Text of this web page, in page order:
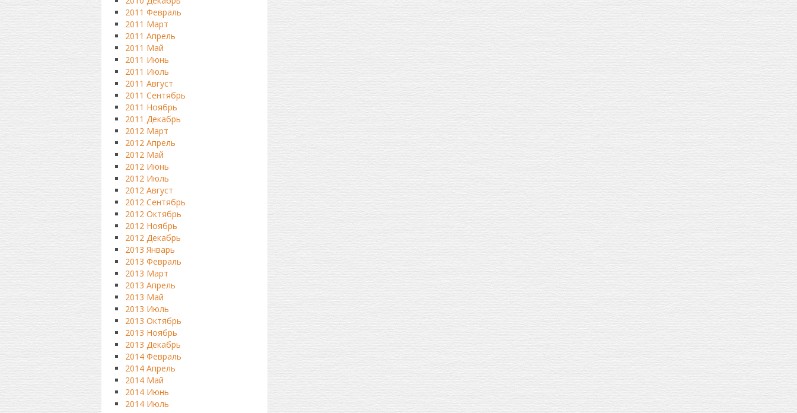
2011 Февраль
2011 Март
2011 Апрель
2011 Май
2011 Июнь
2011 Июль
2011 Август
2011 Сентябрь
2011 Ноябрь
2011 Декабрь
2012 Март
2012 Апрель
2012 Май
2012 Июнь
2012 Июль
2012 Август
2012 Сентябрь
2012 Октябрь
2012 Ноябрь
2012 Декабрь
2013 Январь
2013 Февраль
2013 Март
2013 Апрель
2013 Май
2013 Июль
2013 Октябрь
2013 Ноябрь
2013 Декабрь
2014 Февраль
2014 Апрель
2014 Май
2014 Июнь
2014 Июль